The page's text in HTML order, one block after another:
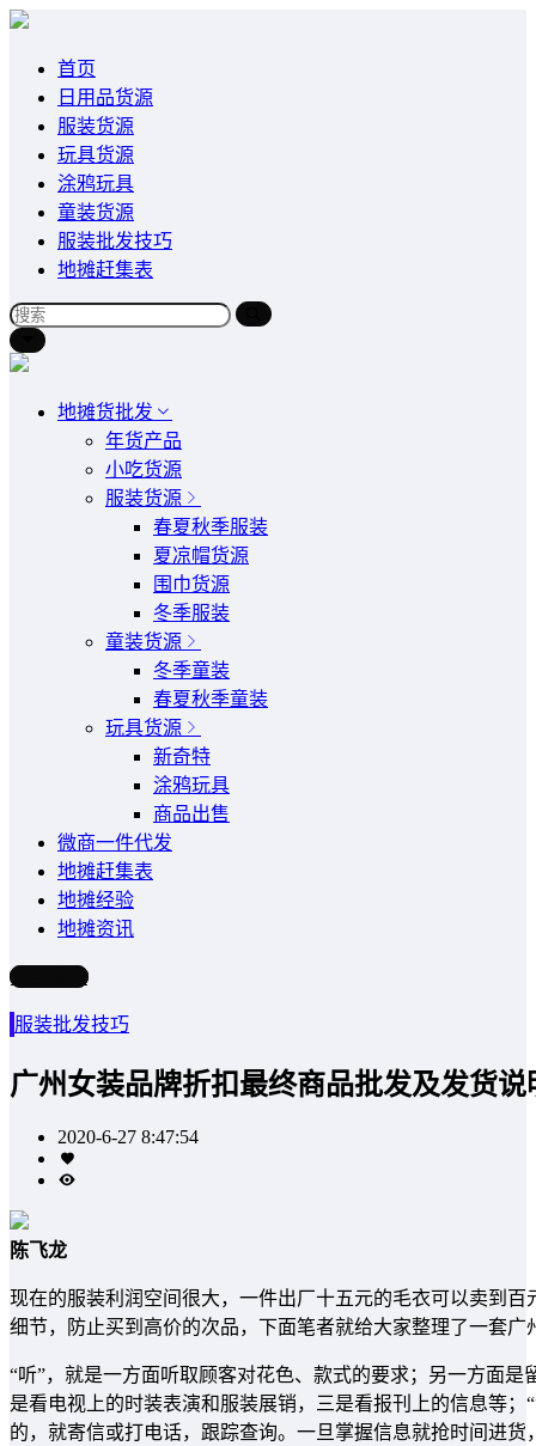
首页
日用品货源
服装货源
玩具货源
涂鸦玩具
童装货源
服装批发技巧
地摊赶集表
地摊货批发
年货产品
小吃货源
服装货源
春夏秋季服装
夏凉帽货源
围巾货源
冬季服装
童装货源
冬季童装
春夏秋季童装
玩具货源
新奇特
涂鸦玩具
商品出售
微商一件代发
地摊赶集表
地摊经验
地摊资讯
写文章
服装批发技巧
广州女装品牌折扣最终商品批发及发货说
2020-6-27 8:47:54
陈飞龙
现在的服装利润空间很大，一件出厂十五元的毛衣可以卖到
细节，防止买到高价的次品，下面笔者就给大家整理了一套
“听”，就是一方面听取顾客对花色、款式的要求；另一方面
是看电视上的时装表演和服装展销，三是看报刊上的信息等
的，就寄信或打电话，跟踪查询。一旦掌握信息就抢时间进